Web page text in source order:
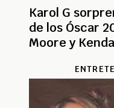
Karol G
de los Óscar
Moore y